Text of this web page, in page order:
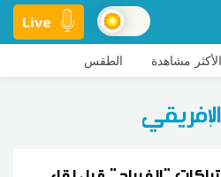
Live
الأكثر مشاهدة الطقس